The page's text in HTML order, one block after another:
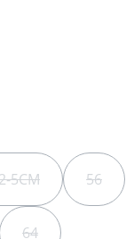
IST ZURZEIT
5CM
(DIESE OPTION IST
56
64